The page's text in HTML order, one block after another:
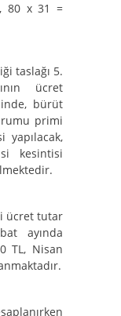
80 x 31 =
taslağı 5.
ücret
bürüt
primi
kesintisi
ücret tutar
ayında
TL, Nisan